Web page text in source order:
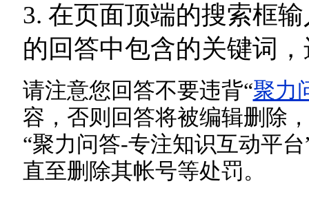
3. 在页面顶端的搜索框
的回答中包含的关键词
请注意您回答不要违背“聚力
容，否则回答将被编辑删除
“聚力问答-专注知识互动平
直至删除其帐号等处罚。